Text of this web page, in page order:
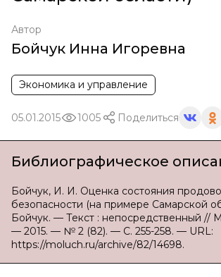
Автор
Бойчук Инна Игоревна
Экономика и управление
05.01.2015 1005 Поделиться
Библиографическое
Бойчук, И. И. Оценка состояния
безопасности (на примере Самарской
Бойчук. — Текст : непосредственный //
— 2015. — № 2 (82). — С. 255-258. — URL:
https://moluch.ru/archive/82/14698.